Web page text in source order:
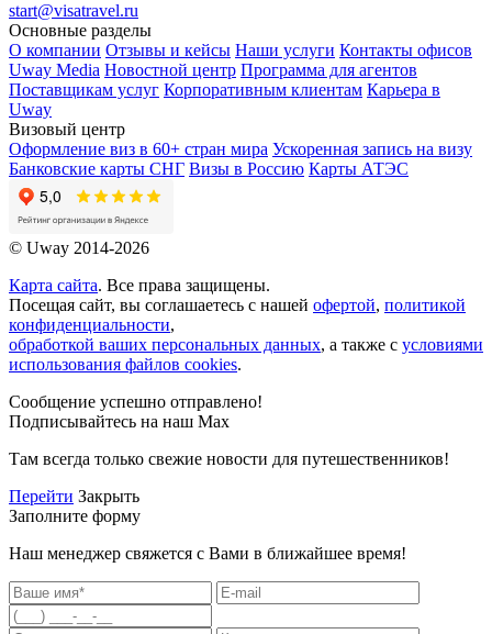
start@visatravel.ru
Основные разделы
О компании Отзывы и кейсы Наши услуги Контакты офисов
Uway Media Новостной центр Программа для агентов
Поставщикам услуг Корпоративным клиентам Карьера в
Uway
Визовый центр
Оформление виз в 60+ стран мира Ускоренная запись на визу
Банковские карты СНГ Визы в Россию Карты АТЭС
© Uway 2014-2026
Карта сайта. Все права защищены.
Посещая сайт, вы соглашаетесь с нашей офертой, политикой
конфиденциальности,
обработкой ваших персональных данных, а также с условиями
использования файлов cookies.
Сообщение успешно отправлено!
Подписывайтесь на наш Max
Там всегда только свежие новости для путешественников!
Перейти Закрыть
Заполните форму
Наш менеджер свяжется с Вами в ближайшее время!